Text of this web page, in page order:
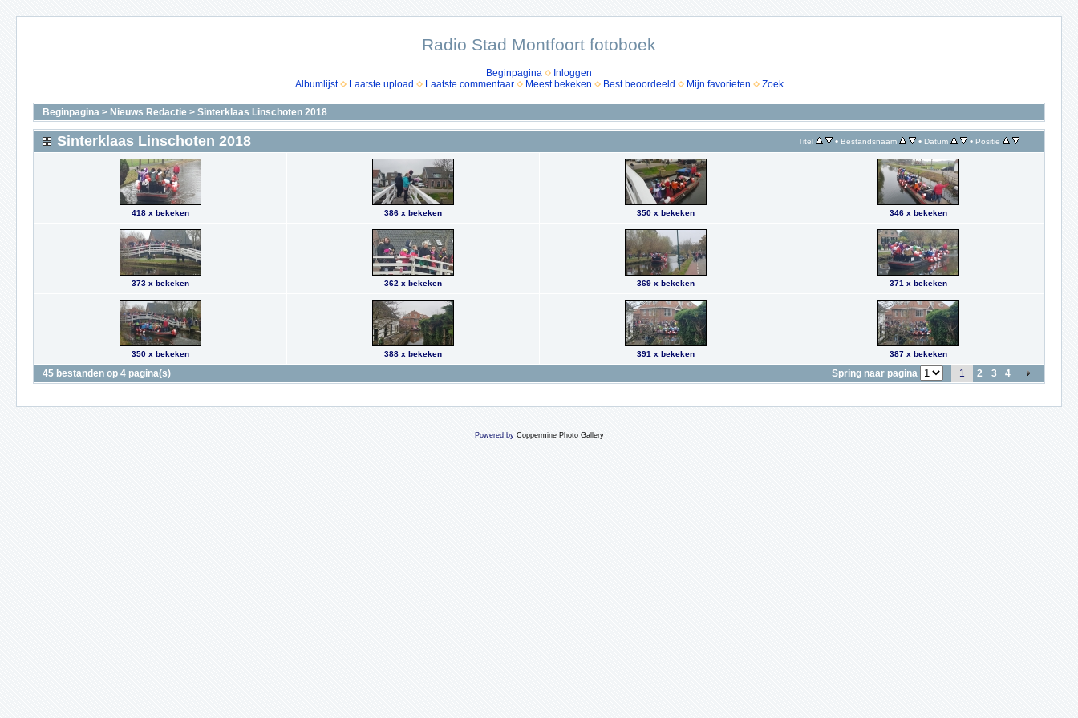
Radio Stad Montfoort fotoboek
Beginpagina
Inloggen
Albumlijst
Laatste upload Laatste commentaar Meest bekeken Best beoordeeld Mijn favorieten Zoek
Beginpagina > Nieuws Redactie > Sinterklaas Linschoten 2018
Sinterklaas Linschoten 2018 Titel • Bestandsnaam • Datum • Positie
418 x bekeken 386 x bekeken 350 x bekeken 346 x bekeken
373 x bekeken 362 x bekeken 369 x bekeken 371 x bekeken
350 x bekeken 388 x bekeken 391 x bekeken 387 x bekeken
45 bestanden op 4 pagina(s) Spring naar pagina 1 2 3 4
Powered by Coppermine Photo Gallery